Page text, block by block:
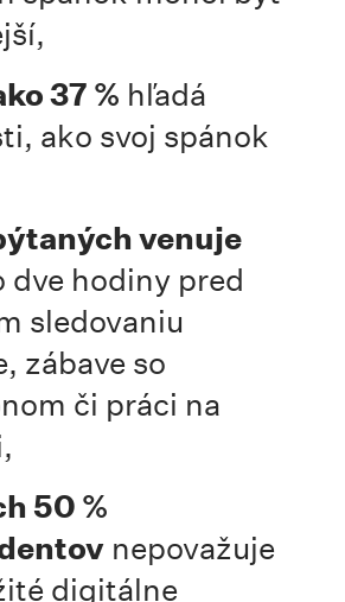
37 % hľadá
ako svoj spánok
venuje
dve hodiny pred
sledovaniu
zábave so
či práci na
50 %
nepovažuje
digitálne